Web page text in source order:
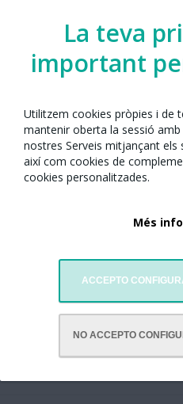
La teva
important
Utilitzem cookies pròpies i de
mantenir oberta la sessió
nostres Serveis mitjançant els
així com cookies de
cookies personalitzades.
Més
ACCEPTO
NO ACCEPTO
Castellers de la Sagrada Familia
Visitar website